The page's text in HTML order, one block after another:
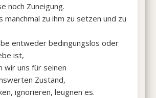
noch Zuneigung.
manchmal zu ihm zu setzen und zu
entweder bedingungslos oder
ist,
wir uns für seinen
Zustand,
ignorieren, leugnen es.